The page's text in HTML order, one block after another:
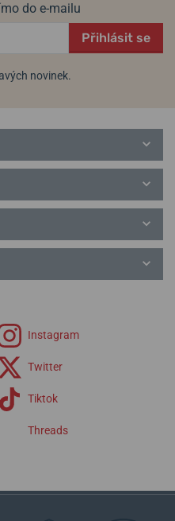
do e-mailu
Přihlásit se
novinek.
Instagram
Twitter
Tiktok
Threads